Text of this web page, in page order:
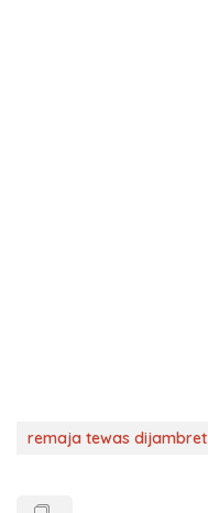
remaja tewas dijambret